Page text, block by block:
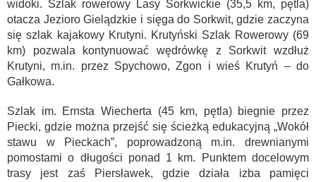
widoki. Szlak rowerowy Lasy Sorkwickie (35,5 km, pętla)
otacza Jezioro Gielądzkie i sięga do Sorkwit, gdzie zaczyna
się szlak kajakowy Krutyni. Krutyński Szlak Rowerowy (69
km) pozwala kontynuować wędrówkę z Sorkwit wzdłuż
Krutyni, m.in. przez Spychowo, Zgon i wieś Krutyń – do
Gałkowa.
Szlak im. Ernsta Wiecherta (45 km, pętla) biegnie przez
Piecki, gdzie można przejść się ścieżką edukacyjną „Wokół
stawu w Pieckach”, poprowadzoną m.in. drewnianymi
pomostami o długości ponad 1 km. Punktem docelowym
trasy jest zaś Piersławek, gdzie działa izba pamięci